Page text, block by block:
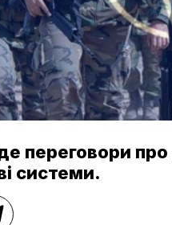
переговори
системи.